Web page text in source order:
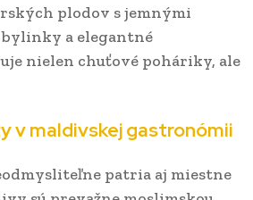
plodov s jemnými
bylinky a elegantné
nielen chuťové poháriky, ale
v maldivskej gastronómii
patria aj miestne